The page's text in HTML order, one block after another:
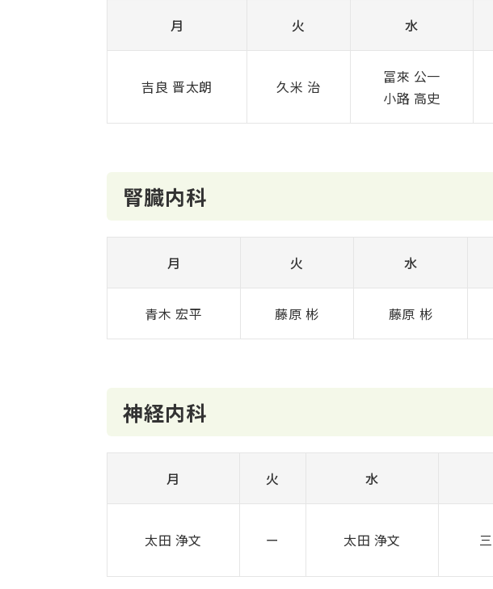
月 火 水
吉良 晋太朗 久米 治
冨來 公一
小路 高史
腎臓内科
月 火 水
青木 宏平 藤原 彬 藤原 彬
神経内科
月 火 水
太田 浄文 ー 太田 浄文